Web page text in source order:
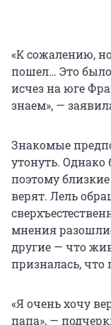
«К сожалению,
пошел… Это было
исчез на юге
знаем», —
Знакомые
утонуть. Однако
поэтому
верят. Лель
мнения
другие — что
призналась,
«Я очень хочу
папа», —